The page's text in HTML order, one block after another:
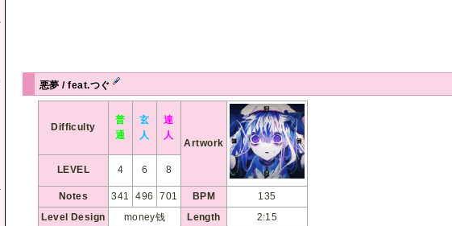
悪夢 / feat.つぐ
Difficulty
普
通
玄
人
達
人
Artwork
LEVEL 4 6 8
Notes 341 496 701 BPM
135
Level Design
money钱 Length
2:15